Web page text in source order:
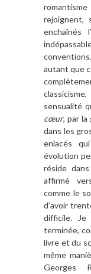
rejoignent,
enchaînés
autant que
sensualité
cœur, par la
dans les
enlacés
évolution
réside
affirmé
comme le
d’avoir
difficile. Je
terminée,
livre et du
même
Georges